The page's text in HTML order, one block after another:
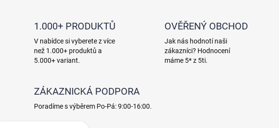
1.000+ PRODUKTŮ
V nabídce si vyberete z více
než 1.000+ produktů a
5.000+ variant.
OVĚŘENÝ OBCHOD
Jak nás hodnotí naši
zákazníci? Hodnocení
máme 5* z 5ti.
ZÁKAZNICKÁ PODPORA
Poradíme s výběrem Po-Pá: 9:00-16:00.